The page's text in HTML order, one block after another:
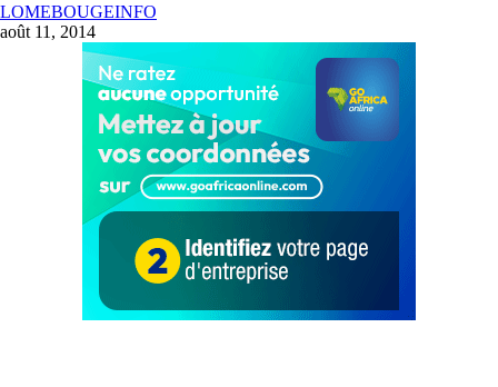
LOMEBOUGEINFO
août 11, 2014